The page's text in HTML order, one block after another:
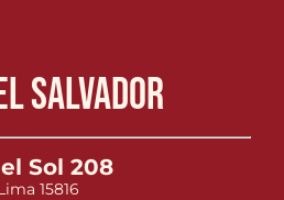
Salvador
Sol 208
15816